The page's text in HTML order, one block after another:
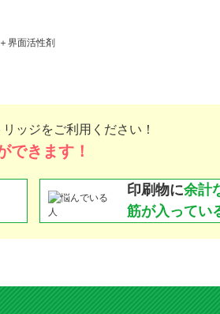
ッジをご利用ください！
できます！
印刷物に余計
筋が入ってい